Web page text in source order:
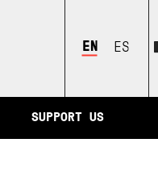
ENGLISH
SUPPORT US